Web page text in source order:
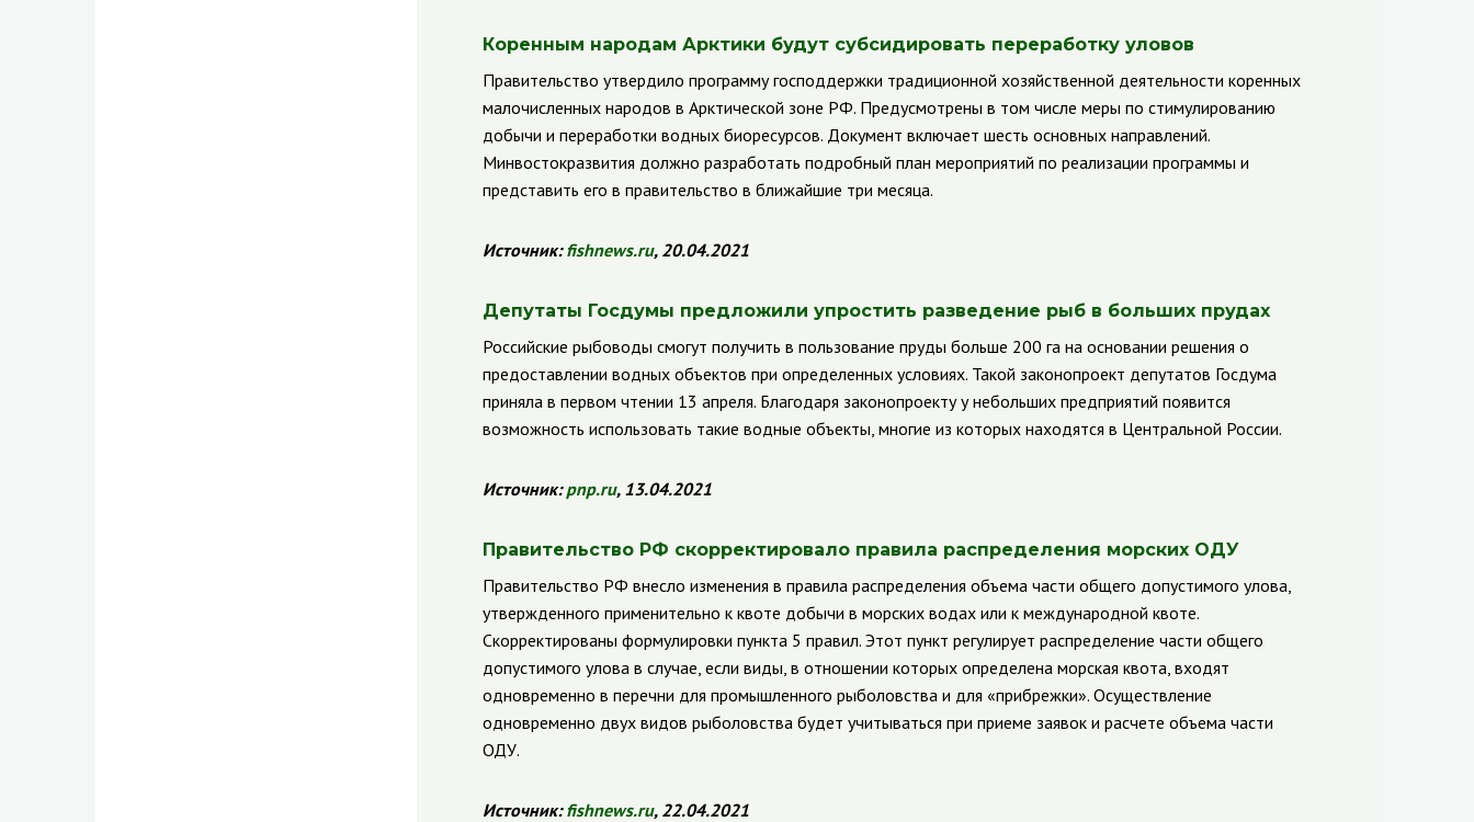
Коренным народам Арктики будут субсидировать переработку уловов
Правительство утвердило программу господдержки традиционной хозяйственной деятельности коренных
малочисленных народов в Арктической зоне РФ. Предусмотрены в том числе меры по стимулированию
добычи и переработки водных биоресурсов. Документ включает шесть основных направлений.
Минвостокразвития должно разработать подробный план мероприятий по реализации программы и
представить его в правительство в ближайшие три месяца.
Источник:fishnews.ru, 20.04.2021
Депутаты Госдумы предложили упростить разведение рыб в больших прудах
Российские рыбоводы смогут получить в пользование пруды больше 200 га на основании решения о
предоставлении водных объектов при определенных условиях. Такой законопроект депутатов Госдума
приняла в первом чтении 13 апреля. Благодаря законопроекту у небольших предприятий появится
возможность использовать такие водные объекты, многие из которых находятся в Центральной России.
Источник:pnp.ru, 13.04.2021
Правительство РФ скорректировало правила распределения морских ОДУ
Правительство РФ внесло изменения в правила распределения объема части общего допустимого улова,
утвержденного применительно к квоте добычи в морских водах или к международной квоте.
Скорректированы формулировки пункта 5 правил. Этот пункт регулирует распределение части общего
допустимого улова в случае, если виды, в отношении которых определена морская квота, входят
одновременно в перечни для промышленного рыболовства и для «прибрежки». Осуществление
одновременно двух видов рыболовства будет учитываться при приеме заявок и расчете объема части
ОДУ.
Источник:fishnews.ru, 22.04.2021